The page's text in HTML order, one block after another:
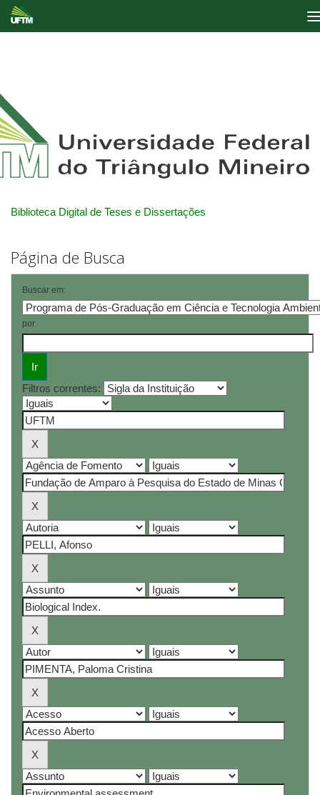
Biblioteca Digital de Teses e Dissertações
Página de Busca
Buscar em:
por
Filtros correntes: